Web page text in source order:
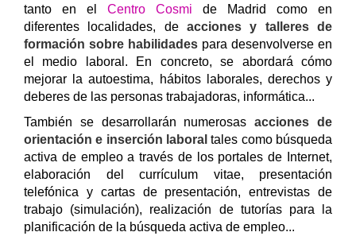
tanto en el Centro Cosmi de Madrid como en
diferentes localidades, de acciones y talleres de
formación sobre habilidades para desenvolverse en
el medio laboral. En concreto, se abordará cómo
mejorar la autoestima, hábitos laborales, derechos y
deberes de las personas trabajadoras, informática...
También se desarrollarán numerosasacciones de
orientación e inserción laboral tales como búsqueda
activa de empleo a través de los portales de Internet,
elaboración del currículum vitae, presentación
telefónica y cartas de presentación, entrevistas de
trabajo (simulación), realización de tutorías para la
planificación de la búsqueda activa de empleo...